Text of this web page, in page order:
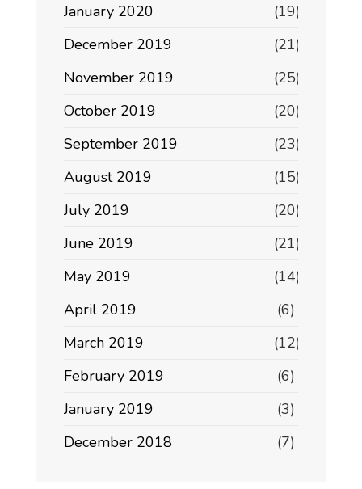
January 2020
(19)
December 2019
(21)
November 2019
(25)
October 2019
(20)
September 2019
(23)
August 2019
(15)
July 2019
(20)
June 2019
(21)
May 2019
(14)
April 2019
(6)
March 2019
(12)
February 2019
(6)
January 2019
(3)
December 2018
(7)